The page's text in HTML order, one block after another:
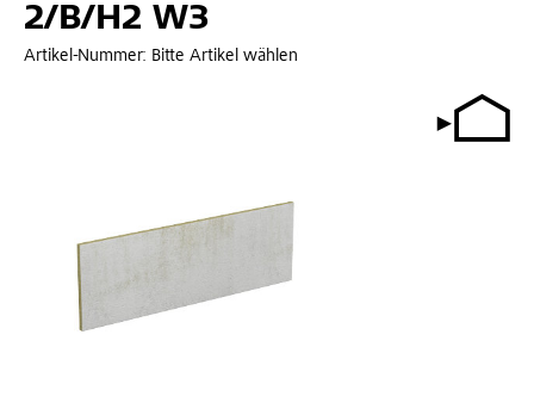
2/B/H2 W3
Artikel-Nummer: Bitte Artikel wählen